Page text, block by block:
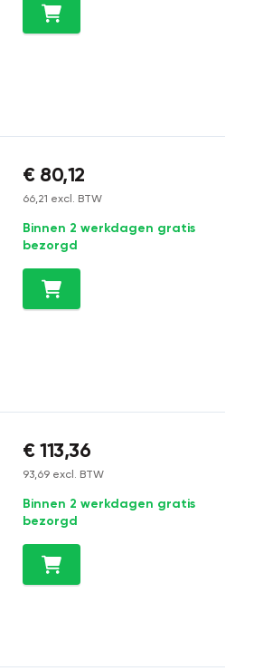
€ 80,12
66,21 excl. BTW
Binnen 2 werkdagen gratis
bezorgd
€ 113,36
93,69 excl. BTW
Binnen 2 werkdagen gratis
bezorgd